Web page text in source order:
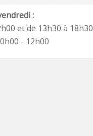
:
et de 13h30 à 18h30
- 12h00